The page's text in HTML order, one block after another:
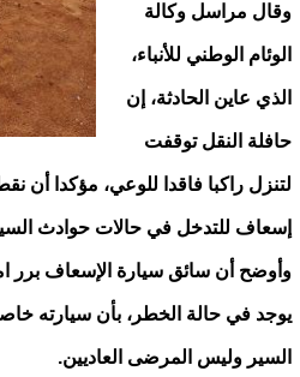
وقال مراسل وكالة
الوئام الوطني للأنباء،
الذي عاين الحادثة، إن
حافلة النقل توقفت
لتنزل راكبا فاقدا للوعي، مؤكدا أن
إسعاف للتدخل في حالات حوادث
وأوضح أن سائق سيارة الإسعاف برر
يوجد في حالة الخطر، بأن سيارته
السير وليس المرضى العاديين.